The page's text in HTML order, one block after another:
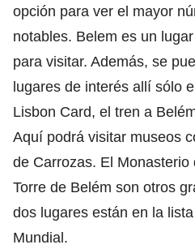
opción para ver el mayor
notables. Belem es un
para visitar. Además, se
lugares de interés allí sólo
Lisbon Card, el tren a
Aquí podrá visitar museos
de Carrozas. El Monasterio
Torre de Belém son otros
dos lugares están en la
Mundial.